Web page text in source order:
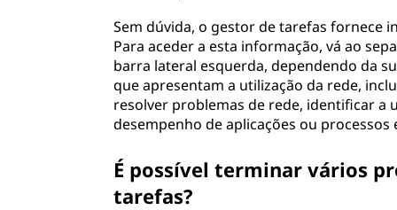
Sem dúvida, o gestor de tarefas fornece
Para aceder a esta informação, vá ao
barra lateral esquerda, dependendo da
que apresentam a utilização da rede,
resolver problemas de rede, identificar
desempenho de aplicações ou processos
É possível terminar vários
tarefas?